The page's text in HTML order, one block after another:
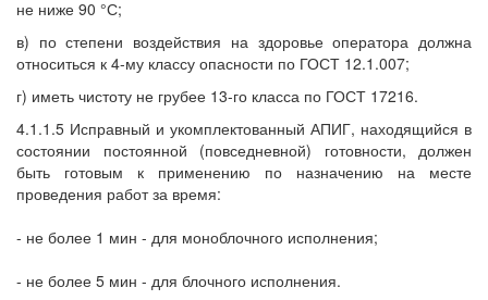
не ниже 90 °С;
в) по степени воздействия на здоровье оператора должна
относиться к 4-му классу опасности по ГОСТ 12.1.007;
г) иметь чистоту не грубее 13-го класса по ГОСТ 17216.
4.1.1.5 Исправный и укомплектованный АПИГ, находящийся в
состоянии постоянной (повседневной) готовности, должен
быть готовым к применению по назначению на месте
проведения работ за время:
- не более 1 мин - для моноблочного исполнения;
- не более 5 мин - для блочного исполнения.